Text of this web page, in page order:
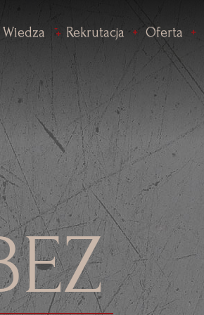
Wiedza Rekrutacja Oferta